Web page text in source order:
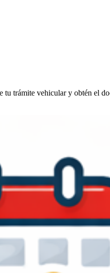
tu trámite vehicular y obtén el